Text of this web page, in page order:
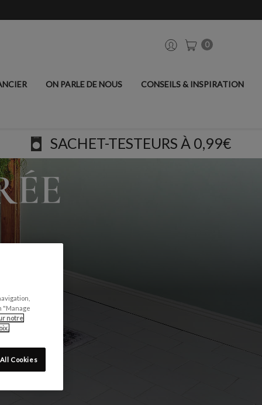
0
ON PARLE DE NOUS CONSEILS & INSPIRATION
SACHET-TESTEURS À 0,99€
"Manage
notre
Cookies